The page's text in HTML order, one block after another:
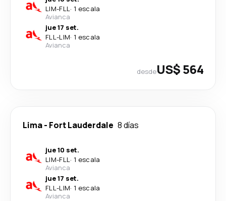
LIM-FLL· 1 escala
Avianca
jue 17 set.
FLL-LIM· 1 escala
Avianca
desdeUS$ 564
Lima- Fort Lauderdale 8 días
jue 10 set.
LIM-FLL· 1 escala
Avianca
jue 17 set.
FLL-LIM· 1 escala
Avianca